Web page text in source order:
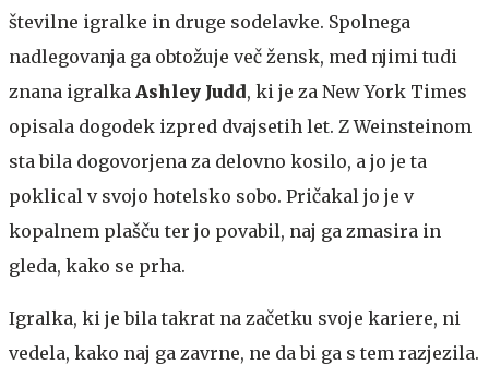
številne igralke in druge sodelavke. Spolnega
nadlegovanja ga obtožuje več žensk, med njimi tudi
znana igralka Ashley Judd, ki je za New York Times
opisala dogodek izpred dvajsetih let. Z Weinsteinom
sta bila dogovorjena za delovno kosilo, a jo je ta
poklical v svojo hotelsko sobo. Pričakal jo je v
kopalnem plašču ter jo povabil, naj ga zmasira in
gleda, kako se prha.
Igralka, ki je bila takrat na začetku svoje kariere, ni
vedela, kako naj ga zavrne, ne da bi ga s tem razjezila.